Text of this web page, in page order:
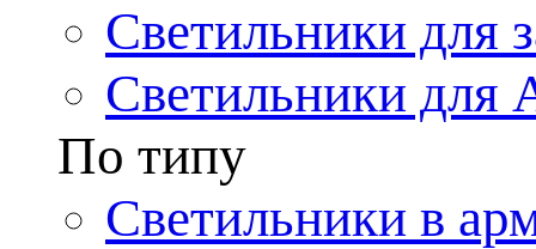
Светильники для
Светильники для
По типу
Светильники в